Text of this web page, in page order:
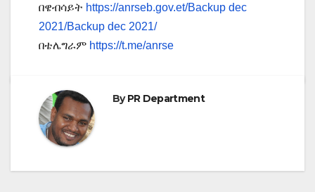
በዌብሳይት https://anrseb.gov.et/Backup dec
2021/Backup dec 2021/
በቴሌግራም https://t.me/anrse
ByPR Department